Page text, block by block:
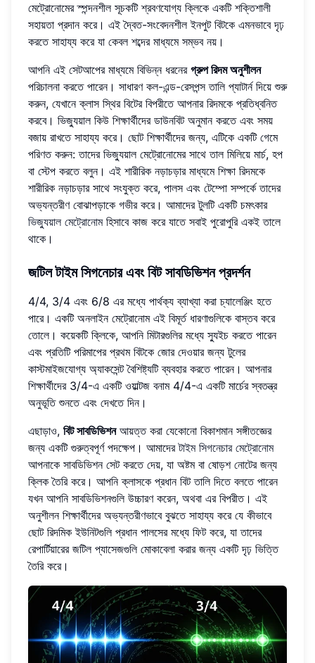
মেট্রোনোমের স্পন্দনশীল সূচকটি শ্রবণযোগ্য ক্লিকে একটি শক্তিশালী
সহায়তা প্রদান করে। এই দ্বৈত-সংবেদনশীল ইনপুট বিটকে এমনভাবে দৃঢ়
করতে সাহায্য করে যা কেবল শব্দের মাধ্যমে সম্ভব নয়।
আপনি এই সেটআপের মাধ্যমে বিভিন্ন ধরনের গ্রুপ রিদম অনুশীলন
পরিচালনা করতে পারেন। সাধারণ কল-এন্ড-রেসপন্স তালি প্যাটার্ন দিয়ে শুরু
করুন, যেখানে ক্লাস স্থির বিটের বিপরীতে আপনার রিদমকে প্রতিধ্বনিত
করবে। ভিজ্যুয়াল কিউ শিক্ষার্থীদের ডাউনবিট অনুমান করতে এবং সময়
বজায় রাখতে সাহায্য করে। ছোট শিক্ষার্থীদের জন্য, এটিকে একটি গেমে
পরিণত করুন: তাদের ভিজ্যুয়াল মেট্রোনোমের সাথে তাল মিলিয়ে মার্চ, হপ
বা স্টেপ করতে বলুন। এই শারীরিক নড়াচড়ার মাধ্যমে শিক্ষা রিদমকে
শারীরিক নড়াচড়ার সাথে সংযুক্ত করে, পালস এবং টেম্পো সম্পর্কে তাদের
অভ্যন্তরীণ বোঝাপড়াকে গভীর করে। আমাদের টুলটি একটি চমৎকার
ভিজ্যুয়াল মেট্রোনোমহিসাবে কাজ করে যাতে সবাই পুরোপুরি একই তালে
থাকে।
জটিল টাইম সিগনেচার এবং বিট সাবডিভিশন প্রদর্শন
4/4, 3/4 এবং 6/8 এর মধ্যে পার্থক্য ব্যাখ্যা করা চ্যালেঞ্জিং হতে
পারে। একটি অনলাইন মেট্রোনোম এই বিমূর্ত ধারণাগুলিকে বাস্তব করে
তোলে। কয়েকটি ক্লিকে, আপনি মিটারগুলির মধ্যে স্যুইচ করতে পারেন
এবং প্রতিটি পরিমাপের প্রথম বিটকে জোর দেওয়ার জন্য টুলের
কাস্টমাইজযোগ্য অ্যাকসেন্ট বৈশিষ্ট্যটি ব্যবহার করতে পারেন। আপনার
শিক্ষার্থীদের 3/4-এ একটি ওয়াল্টজ বনাম 4/4-এ একটি মার্চের স্বতন্ত্র
অনুভূতি শুনতে এবং দেখতে দিন।
এছাড়াও, বিট সাবডিভিশনআয়ত্ত করা যেকোনো বিকাশমান সঙ্গীতজ্ঞের
জন্য একটি গুরুত্বপূর্ণ পদক্ষেপ। আমাদেরটাইম সিগনেচার মেট্রোনোম
আপনাকে সাবডিভিশন সেট করতে দেয়, যা অষ্টম বা ষোড়শ নোটের জন্য
ক্লিক তৈরি করে। আপনি ক্লাসকে প্রধান বিট তালি দিতে বলতে পারেন
যখন আপনি সাবডিভিশনগুলি উচ্চারণ করেন, অথবা এর বিপরীত। এই
অনুশীলন শিক্ষার্থীদের অভ্যন্তরীণভাবে বুঝতে সাহায্য করে যে কীভাবে
ছোট রিদমিক ইউনিটগুলি প্রধান পালসের মধ্যে ফিট করে, যা তাদের
রেপার্টিয়ারের জটিল প্যাসেজগুলি মোকাবেলা করার জন্য একটি দৃঢ় ভিত্তি
তৈরি করে।